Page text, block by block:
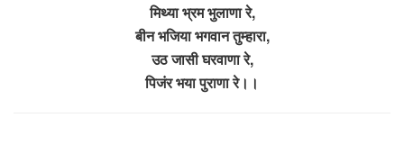
मिथ्या भ्रम भुलाणा रे,
बीन भजिया भगवान तुम्हारा,
उठ जासी घरवाणा रे,
पिजंर भया पुराणा रे।।